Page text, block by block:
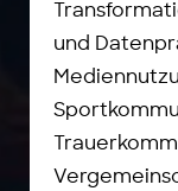
und